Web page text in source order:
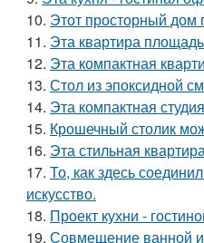
10. Этот просторный дом
11. Эта квартира
12. Эта компактная
13. Стол из эпоксидной
14. Эта компактная
15. Крошечный столик
16. Эта стильная
17. То, как здесь
искусство.
18. Проект кухни -
19. Совмещение ванной и